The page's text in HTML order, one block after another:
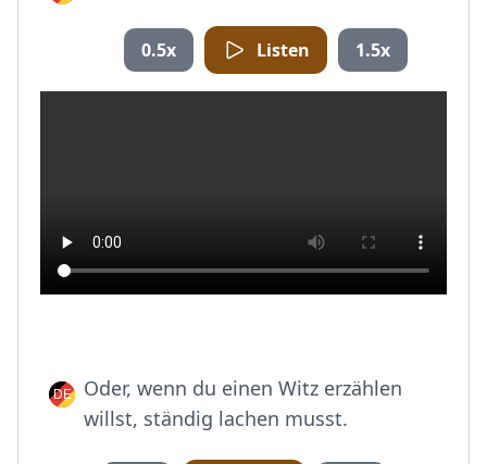
0.5x Listen 1.5x
Oder, wenn du einen Witz erzählen
willst, ständig lachen musst.